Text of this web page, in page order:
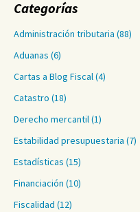
Categorías
Administración tributaria (88)
Aduanas (6)
Cartas a Blog Fiscal(4)
Catastro (18)
Derecho mercantil(1)
Estabilidad presupuestaria (7)
Estadísticas (15)
Financiación (10)
Fiscalidad (12)